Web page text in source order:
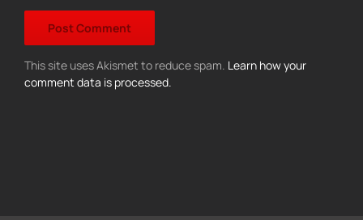
This site uses Akismet to reduce spam. Learn how your
comment data is processed.